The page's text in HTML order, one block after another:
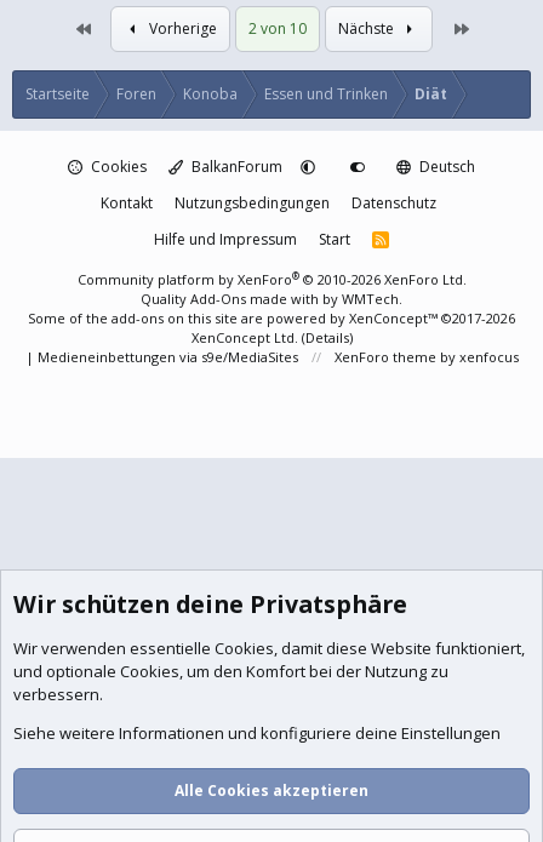
Erste Vorherige 2 von 10 Nächste Letzte
Startseite Foren Konoba Essen und Trinken Diät
Cookies BalkanForum
Deutsch
Kontakt
Nutzungsbedingungen
Datenschutz
Hilfe und Impressum
Start
R
Community platform by XenForo® © 2010-2026 XenForo Ltd.
Quality Add-Ons made with by WMTech.
Some of the add-ons on this site are powered by XenConcept™ ©2017-2026
XenConcept Ltd. (Details)
| Medieneinbettungen via s9e/MediaSites XenForo theme by xenfocus
Wir schützen deine Privatsphäre
Wir verwenden essentielle Cookies, damit diese Website funktioniert,
und optionale Cookies, um den Komfort bei der Nutzung zu
verbessern.
Siehe weitere Informationen und konfiguriere deine Einstellungen
Alle Cookies akzeptieren